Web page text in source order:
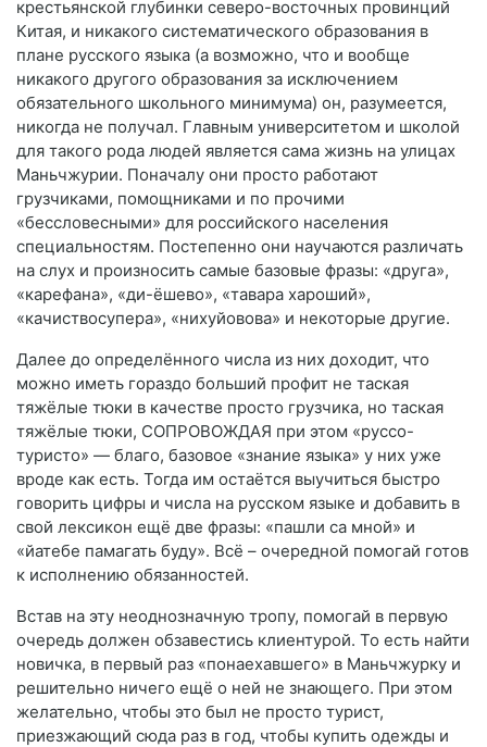
крестьянской глубинки северо-восточных провинций
Китая, и никакого систематического образования в
плане русского языка (а возможно, что и вообще
никакого другого образования за исключением
обязательного школьного минимума) он, разумеется,
никогда не получал. Главным университетом и школой
для такого рода людей является сама жизнь на улицах
Маньчжурии. Поначалу они просто работают
грузчиками, помощниками и по прочими
«бессловесными» для российского населения
специальностям. Постепенно они научаются различать
на слух и произносить самые базовые фразы: «друга»,
«карефана», «ди-ёшево», «тавара хароший»,
«качиствосупера», «нихуйовова» и некоторые другие.
Далее до определённого числа из них доходит, что
можно иметь гораздо больший профит не таская
тяжёлые тюки в качестве просто грузчика, но таская
тяжёлые тюки, СОПРОВОЖДАЯ при этом «руссо-
туристо» — благо, базовое «знание языка» у них уже
вроде как есть. Тогда им остаётся выучиться быстро
говорить цифры и числа на русском языке и добавить в
свой лексикон ещё две фразы: «пашли са мной» и
«йатебе памагать буду». Всё – очередной помогай готов
к исполнению обязанностей.
Встав на эту неоднозначную тропу, помогай в первую
очередь должен обзавестись клиентурой. То есть найти
новичка, в первый раз «понаехавшего» в Маньчжурку и
решительно ничего ещё о ней не знающего. При этом
желательно, чтобы это был не просто турист,
приезжающий сюда раз в год, чтобы купить одежды и